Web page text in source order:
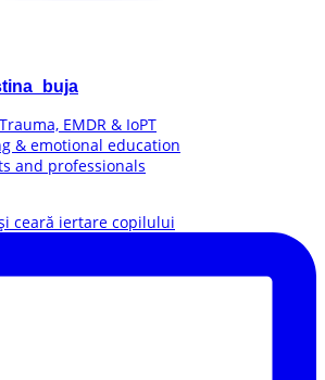
EMDR & IoPT
& emotional education
and professionals
ceară iertare copilului